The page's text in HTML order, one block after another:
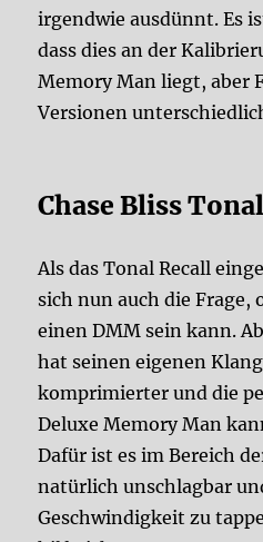
irgendwie ausdünnt. Es
dass dies an der
Memory Man liegt, aber
Versionen
Chase Bliss
Als das Tonal Recall
sich nun auch die Frage,
einen DMM sein kann.
hat seinen eigenen
komprimierter und die
Deluxe Memory Man
Dafür ist es im Bereich
natürlich unschlagbar
Geschwindigkeit zu